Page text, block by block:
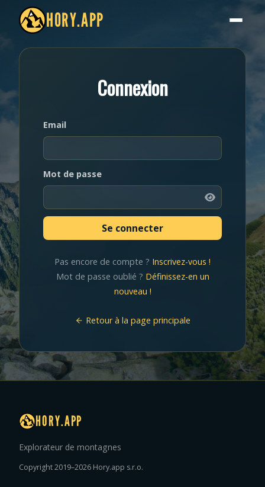
HORY.APP
Connexion
Email
Mot de passe
Pas encore de compte ? Inscrivez-vous !
Mot de passe oublié ? Définissez-en un
nouveau !
Retour à la page principale
HORY.APP
Explorateur de montagnes
Copyright 2019–2026 Hory.app s.r.o.